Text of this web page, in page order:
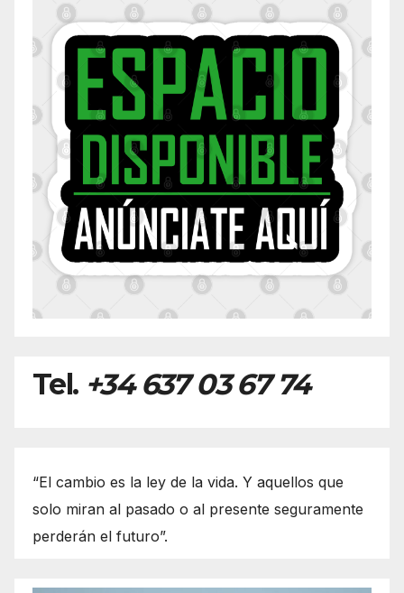
Tel. +34 637 03 67 74
“El cambio es la ley de la vida. Y aquellos que
solo miran al pasado o al presente seguramente
perderán el futuro”.